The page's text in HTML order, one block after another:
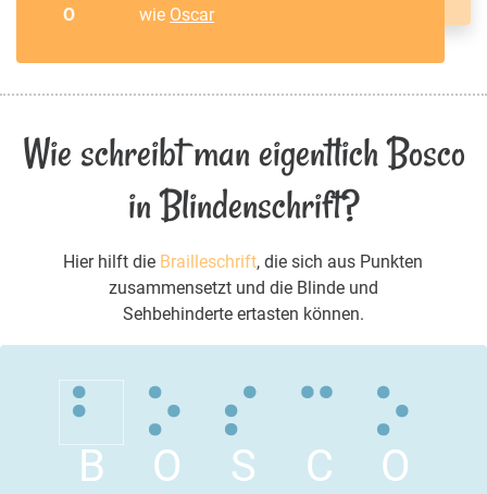
O
wie Oscar
Wie schreibt man eigentlich Bosco
in Blindenschrift?
Hier hilft die Brailleschrift, die sich aus Punkten
zusammensetzt und die Blinde und
Sehbehinderte ertasten können.
B O S C O